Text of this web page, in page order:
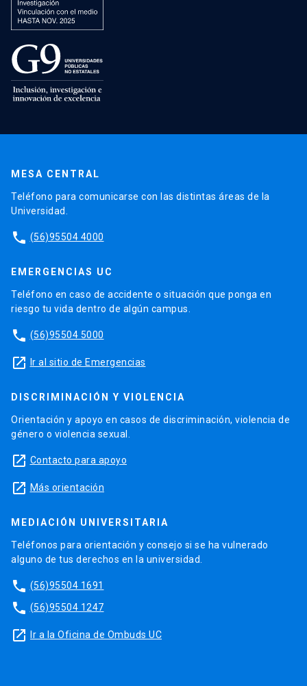
MESA CENTRAL
Teléfono para comunicarse con las distintas áreas de la
Universidad.
phone (56)95504 4000
EMERGENCIAS UC
Teléfono en caso de accidente o situación que ponga en
riesgo tu vida dentro de algún campus.
phone (56)95504 5000
launch Ir al sitio de Emergencias
DISCRIMINACIÓN Y VIOLENCIA
Orientación y apoyo en casos de discriminación, violencia de
género o violencia sexual.
launch Contacto para apoyo
launch Más orientación
MEDIACIÓN UNIVERSITARIA
Teléfonos para orientación y consejo si se ha vulnerado
alguno de tus derechos en la universidad.
phone (56)95504 1691
phone (56)95504 1247
launch Ir a la Oficina de Ombuds UC